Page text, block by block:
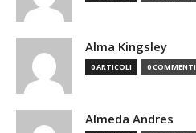
Alma Kingsley
0 ARTICOLI 0 COMMENTI
Almeda Andres